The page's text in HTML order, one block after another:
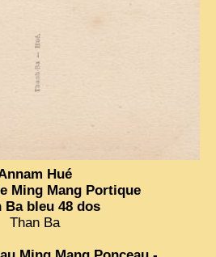
Hué
Ming Mang Portique
Ba bleu 48 dos
Than Ba